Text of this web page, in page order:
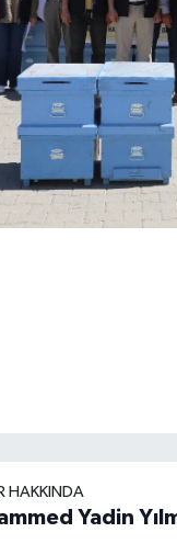
HAKKINDA
Yadin